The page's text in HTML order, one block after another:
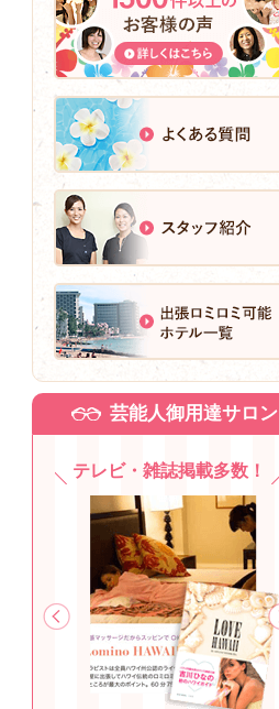
芸能人御用達サロン
テレビ・雑誌掲載多数！